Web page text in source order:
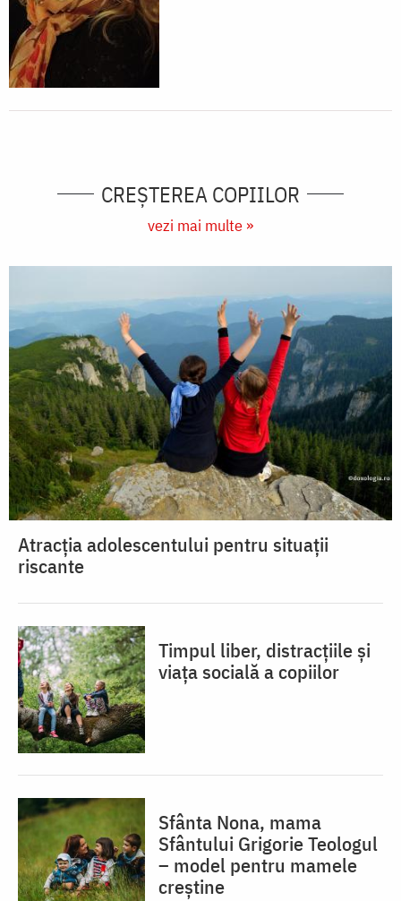
CREŞTEREA COPIILOR
vezi mai multe »
Atracția adolescentului pentru situații
riscante
Timpul liber, distracțiile și
viața socială a copiilor
Sfânta Nona, mama
Sfântului Grigorie Teologul
– model pentru mamele
creștine